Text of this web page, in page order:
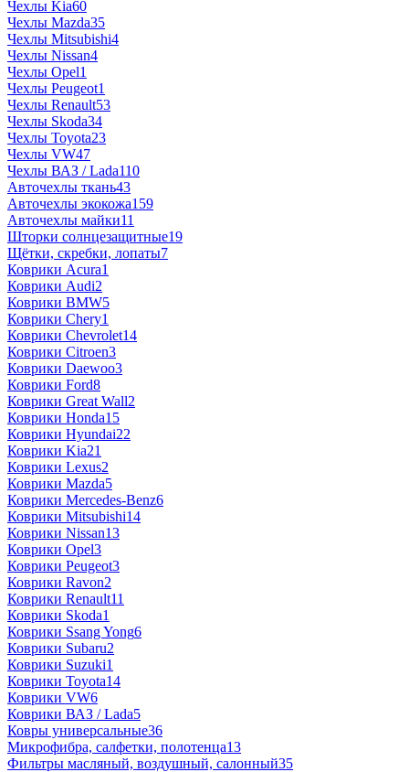
Чехлы Kia60
Чехлы Mazda35
Чехлы Mitsubishi4
Чехлы Nissan4
Чехлы Opel1
Чехлы Peugeot1
Чехлы Renault53
Чехлы Skoda34
Чехлы Toyota23
Чехлы VW47
Чехлы ВАЗ / Lada110
Авточехлы ткань43
Авточехлы экокожа159
Авточехлы майки11
Шторки солнцезащитные19
Щётки, скребки, лопаты7
Коврики Acura1
Коврики Audi2
Коврики BMW5
Коврики Chery1
Коврики Chevrolet14
Коврики Citroen3
Коврики Daewoo3
Коврики Ford8
Коврики Great Wall2
Коврики Honda15
Коврики Hyundai22
Коврики Kia21
Коврики Lexus2
Коврики Mazda5
Коврики Mercedes-Benz6
Коврики Mitsubishi14
Коврики Nissan13
Коврики Opel3
Коврики Peugeot3
Коврики Ravon2
Коврики Renault11
Коврики Skoda1
Коврики Ssang Yong6
Коврики Subaru2
Коврики Suzuki1
Коврики Toyota14
Коврики VW6
Коврики ВАЗ / Lada5
Ковры универсальные36
Микрофибра, салфетки, полотенца13
Фильтры масляный, воздушный, салонный35